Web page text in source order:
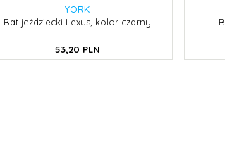
YORK
Bat jeździecki Lexus, kolor czarny
53,20 PLN